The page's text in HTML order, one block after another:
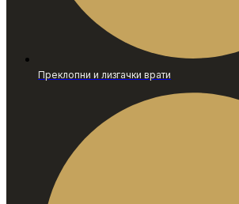
Преклопни и лизгачки врати